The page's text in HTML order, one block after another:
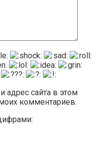
адрес сайта в этом
комментариев.